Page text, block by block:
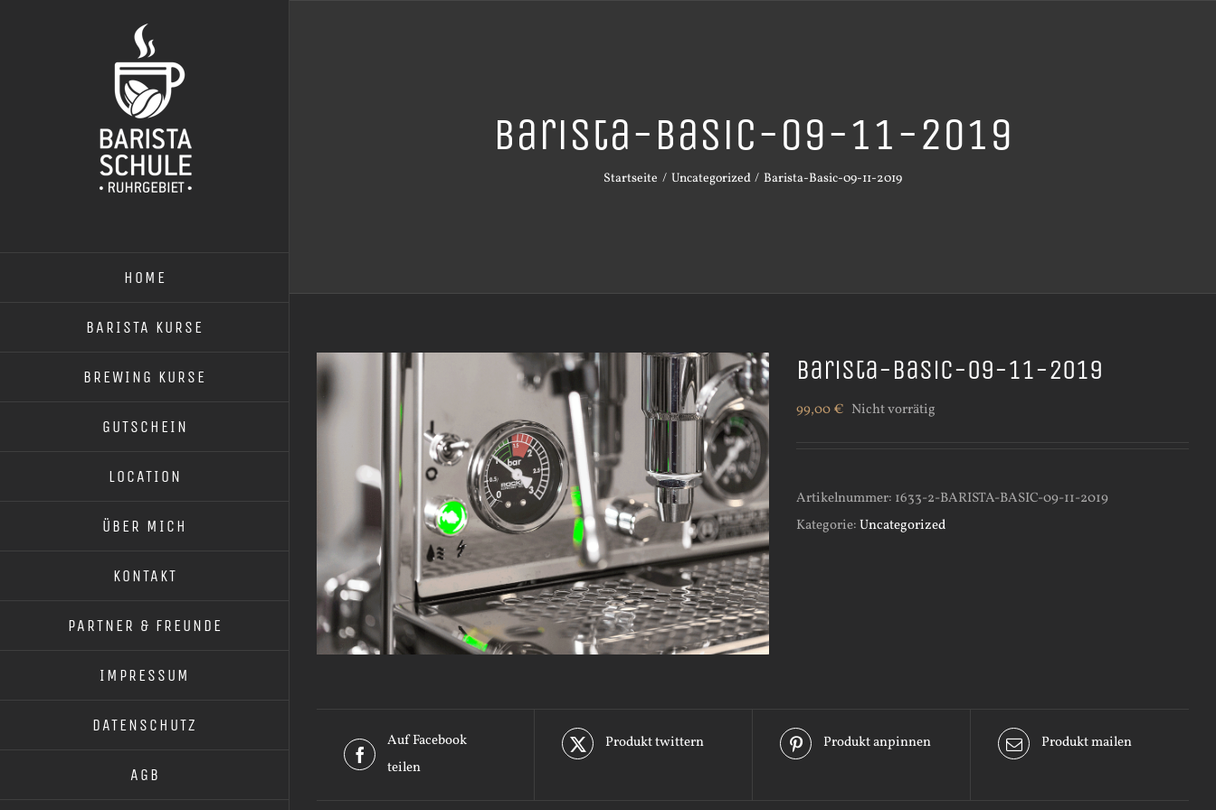
HOME
BARISTA KURSE
BREWING KURSE
GUTSCHEIN
LOCATION
ÜBER MICH
KONTAKT
PARTNER & FREUNDE
IMPRESSUM
DATENSCHUTZ
AGB
Barista-Basic-09-11-2019
Startseite Uncategorized Barista-Basic-09-11-2019
Barista-Basic-09-11-2019
99,00€ Nicht vorrätig
Artikelnummer: 1633-2-BARISTA-BASIC-09-11-2019
Kategorie:Uncategorized
Auf Facebook
teilen
Produkt twittern Produkt anpinnen Produkt mailen